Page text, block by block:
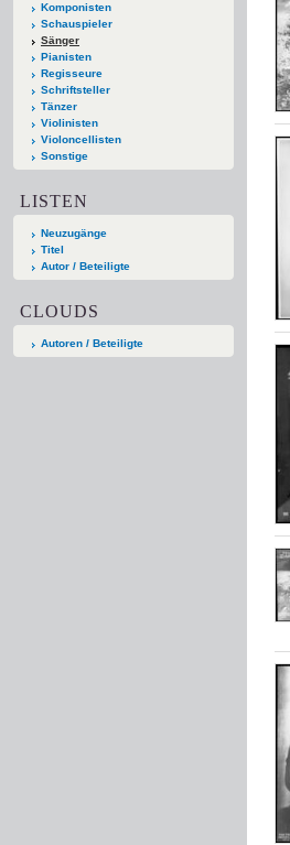
Komponisten
Schauspieler
Sänger
Pianisten
Regisseure
Schriftsteller
Tänzer
Violinisten
Violoncellisten
Sonstige
LISTEN
Neuzugänge
Titel
Autor / Beteiligte
CLOUDS
Autoren / Beteiligte